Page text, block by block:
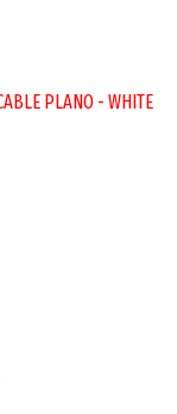
PLANO - WHITE